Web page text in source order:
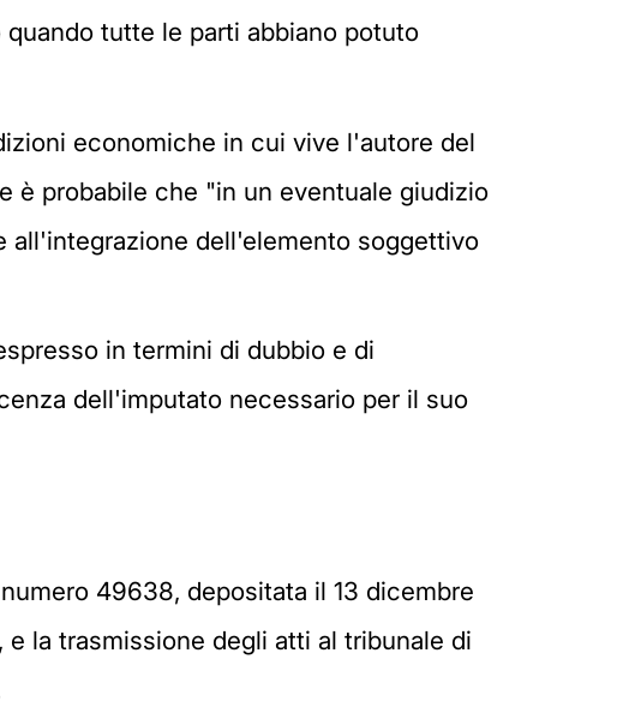
tutte le parti abbiano potuto
economiche in cui vive l'autore del
è probabile che "in un eventuale giudizio
all'integrazione dell'elemento soggettivo
in termini di dubbio e di
dell'imputato necessario per il suo
49638, depositata il 13 dicembre
la trasmissione degli atti al tribunale di